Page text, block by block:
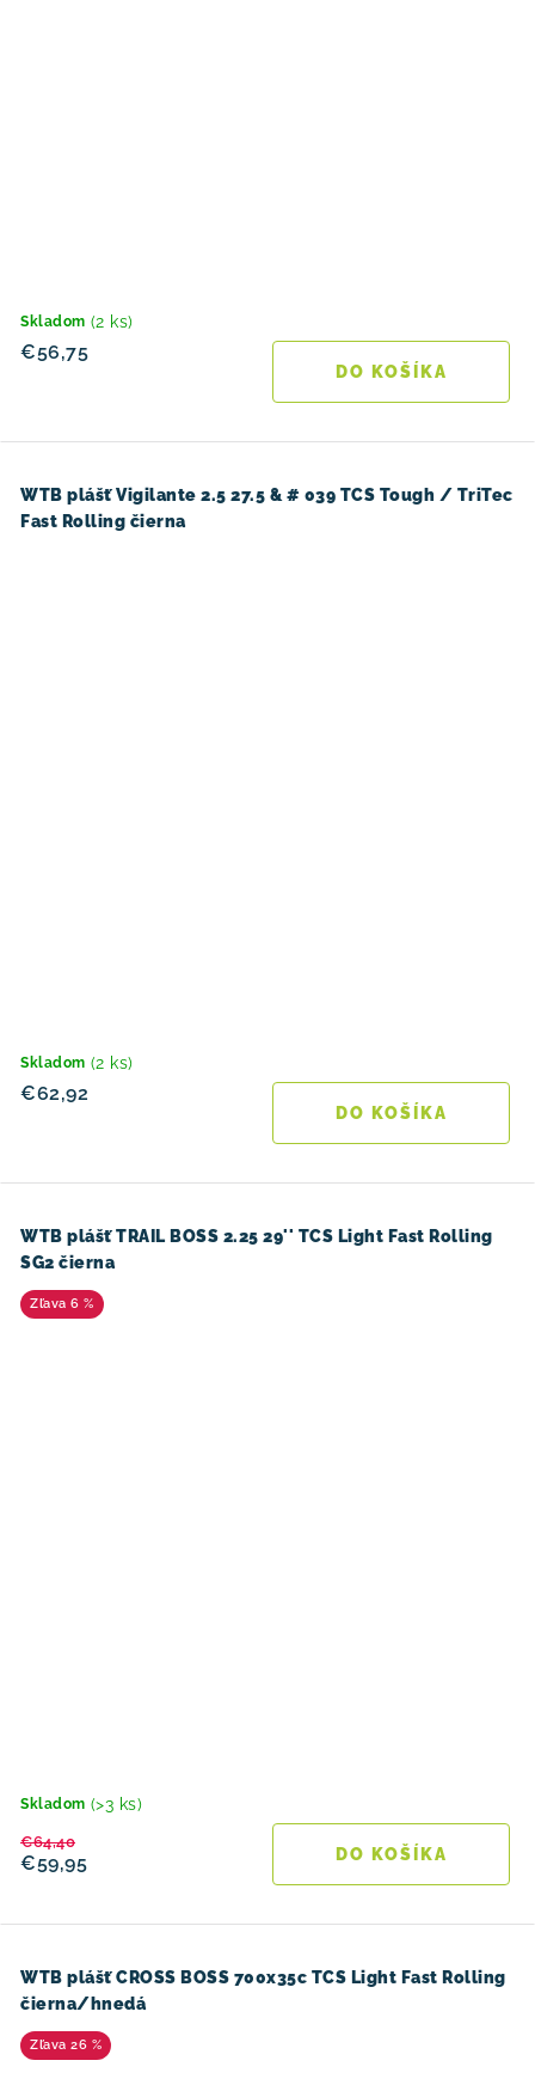
Skladom (2 ks)
€56,75
DO KOŠÍKA
WTB plášť Vigilante 2.5 27.5 & # 039 TCS Tough / TriTec
Fast Rolling čierna
Skladom (2 ks)
€62,92
DO KOŠÍKA
WTB plášť TRAIL BOSS 2.25 29'' TCS Light Fast Rolling
SG2 čierna
6 %
Skladom (>3 ks)
€59,95
€64,40
DO KOŠÍKA
WTB plášť CROSS BOSS 700x35c TCS Light Fast Rolling
čierna/hnedá
26 %